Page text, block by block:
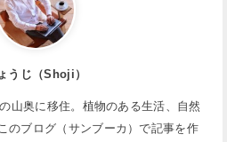
うじ（Shoji）
山奥に移住。植物のある生活、自然
のブログ（サンブーカ）で記事を作